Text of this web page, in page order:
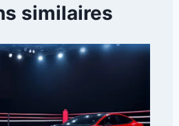
similaires